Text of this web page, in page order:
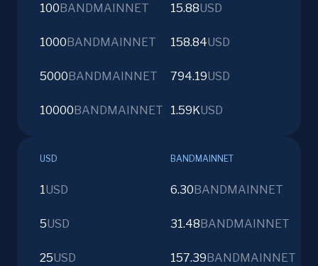
100 BANDMAINNET 15.88USD
1000 BANDMAINNET 158.84USD
5000 BANDMAINNET 794.19USD
10000 BANDMAINNET 1.59KUSD
USD BANDMAINNET
1USD 6.30 BANDMAINNET
5USD 31.48 BANDMAINNET
25USD 157.39 BANDMAINNET